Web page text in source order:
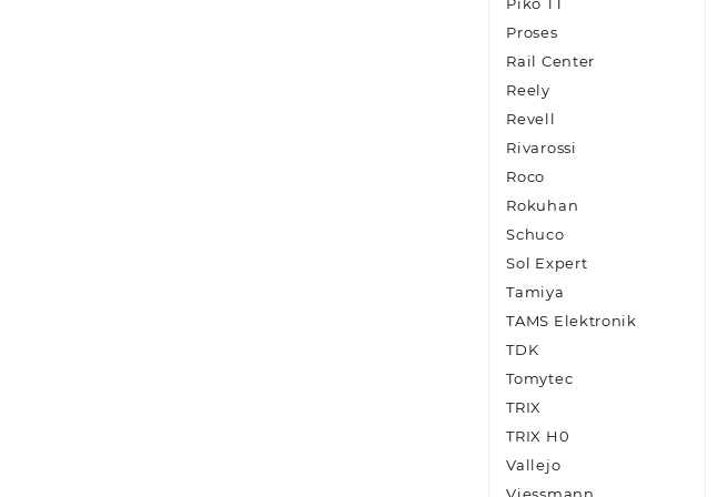
Piko TT
Proses
Rail Center
Reely
Revell
Rivarossi
Roco
Rokuhan
Schuco
Sol Expert
Tamiya
TAMS Elektronik
TDK
Tomytec
TRIX
TRIX H0
Vallejo